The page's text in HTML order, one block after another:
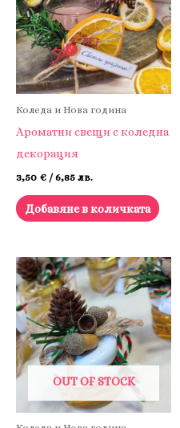
Коледа и Нова година
Ароматни свещи с коледна
декорация
3,50 € / 6,85 лв.
Добавяне в количката
OUT OF STOCK